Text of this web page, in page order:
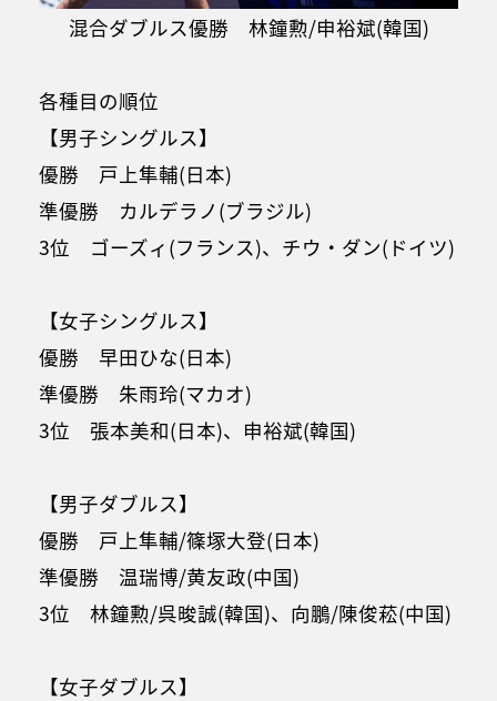
混合ダブルス優勝 林鐘勲/申裕斌(韓国)
各種目の順位
【男子シングルス】
優勝 戸上隼輔(日本)
準優勝 カルデラノ(ブラジル)
3位 ゴーズィ(フランス)、チウ・ダン(ドイツ)
【女子シングルス】
優勝 早田ひな(日本)
準優勝 朱雨玲(マカオ)
3位 張本美和(日本)、申裕斌(韓国)
【男子ダブルス】
優勝 戸上隼輔/篠塚大登(日本)
準優勝 温瑞博/黄友政(中国)
3位 林鐘勲/呉晙誠(韓国)、向鵬/陳俊菘(中国)
【女子ダブルス】